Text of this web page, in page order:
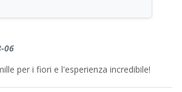
06
per i fiori e l'esperienza incredibile!